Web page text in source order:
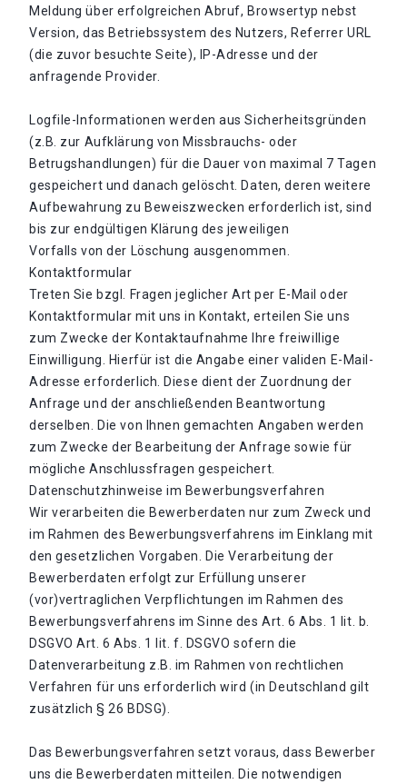
Meldung über erfolgreichen Abruf, Browsertyp nebst
Version, das Betriebssystem des Nutzers, Referrer URL
(die zuvor besuchte Seite), IP-Adresse und der
anfragende Provider.
Logfile-Informationen werden aus Sicherheitsgründen
(z.B. zur Aufklärung von Missbrauchs- oder
Betrugshandlungen) für die Dauer von maximal 7 Tagen
gespeichert und danach gelöscht. Daten, deren weitere
Aufbewahrung zu Beweiszwecken erforderlich ist, sind
bis zur endgültigen Klärung des jeweiligen
Vorfalls von der Löschung ausgenommen.
Kontaktformular
Treten Sie bzgl. Fragen jeglicher Art per E-Mail oder
Kontaktformular mit uns in Kontakt, erteilen Sie uns
zum Zwecke der Kontaktaufnahme Ihre freiwillige
Einwilligung. Hierfür ist die Angabe einer validen E-Mail-
Adresse erforderlich. Diese dient der Zuordnung der
Anfrage und der anschließenden Beantwortung
derselben. Die von Ihnen gemachten Angaben werden
zum Zwecke der Bearbeitung der Anfrage sowie für
mögliche Anschlussfragen gespeichert.
Datenschutzhinweise im Bewerbungsverfahren
Wir verarbeiten die Bewerberdaten nur zum Zweck und
im Rahmen des Bewerbungsverfahrens im Einklang mit
den gesetzlichen Vorgaben. Die Verarbeitung der
Bewerberdaten erfolgt zur Erfüllung unserer
(vor)vertraglichen Verpflichtungen im Rahmen des
Bewerbungsverfahrens im Sinne des Art. 6 Abs. 1 lit. b.
DSGVO Art. 6 Abs. 1 lit. f. DSGVO sofern die
Datenverarbeitung z.B. im Rahmen von rechtlichen
Verfahren für uns erforderlich wird (in Deutschland gilt
zusätzlich § 26 BDSG).
Das Bewerbungsverfahren setzt voraus, dass Bewerber
uns die Bewerberdaten mitteilen. Die notwendigen